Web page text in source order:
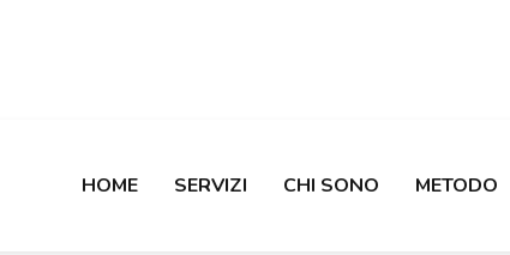
HOME SERVIZI CHI SONO METODO